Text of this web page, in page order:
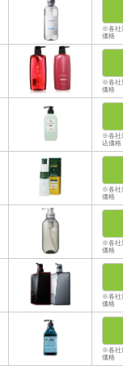
※各社
価格
※各社
価格
※各社
込価格
※各社
価格
※各社
価格
※各社
価格
※各社
価格